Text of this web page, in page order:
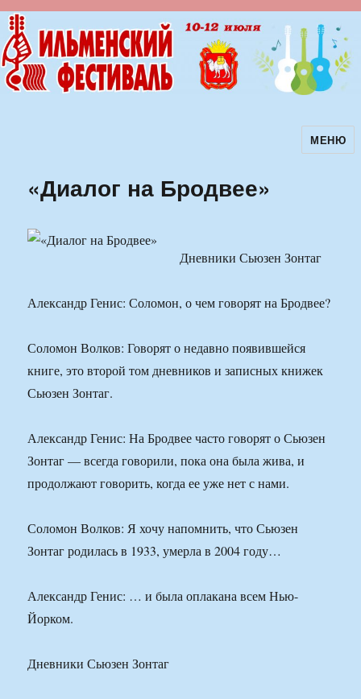
Ильменский фестиваль авторскойМЕНЮ
«Диалог на Бродвее»
Дневники Сьюзен Зонтаг
Александр Генис: Соломон, о чем говорят на Бродвее?
Соломон Волков: Говорят о недавно появившейся
книге, это второй том дневников и записных книжек
Сьюзен Зонтаг.
Александр Генис: На Бродвее часто говорят о Сьюзен
Зонтаг — всегда говорили, пока она была жива, и
продолжают говорить, когда ее уже нет с нами.
Соломон Волков: Я хочу напомнить, что Сьюзен
Зонтаг родилась в 1933, умерла в 2004 году…
Александр Генис: … и была оплакана всем Нью-
Йорком.
Дневники Сьюзен Зонтаг